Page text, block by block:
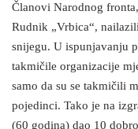
Članovi Narodnog
Rudnik „Vrbica“,
snijegu. U ispunjavanju
takmičile organizacije
samo da su se takmičili
pojedinci. Tako je na
(60 godina) dao 10